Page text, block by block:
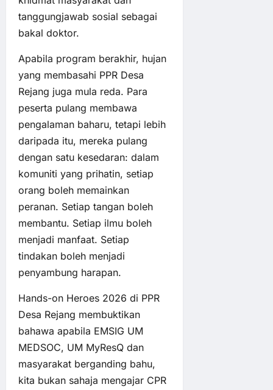
tanggungjawab sosial sebagai
bakal doktor.
Apabila program berakhir, hujan
yang membasahi PPR Desa
Rejang juga mula reda. Para
peserta pulang membawa
pengalaman baharu, tetapi lebih
daripada itu, mereka pulang
dengan satu kesedaran: dalam
komuniti yang prihatin, setiap
orang boleh memainkan
peranan. Setiap tangan boleh
membantu. Setiap ilmu boleh
menjadi manfaat. Setiap
tindakan boleh menjadi
penyambung harapan.
Hands-on Heroes 2026 di PPR
Desa Rejang membuktikan
bahawa apabila EMSIG UM
MEDSOC, UM MyResQ dan
masyarakat berganding bahu,
kita bukan sahaja mengajar CPR